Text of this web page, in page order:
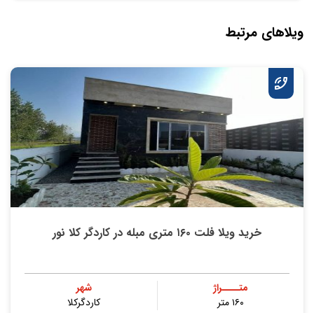
ویلاهای مرتبط
خرید ویلا فلت ۱۶۰ متری مبله در کاردگر کلا نور
متــــراژ
۱۶۰ متر
شهر
کاردگرکلا